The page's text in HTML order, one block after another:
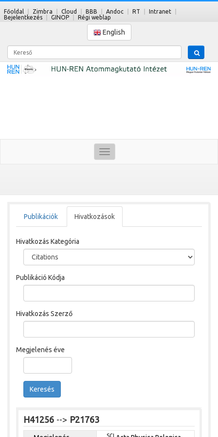
Főoldal Zimbra Cloud BBB Andoc RT
Intranet
Bejelentkezés
GINOP Régi weblap
English
Kereső
Toggle
navigation
Publikációk Hivatkozások
Hivatkozás Kategória
Publikáció Kódja
Hivatkozás Szerző
Megjelenés éve
Keresés
H41256 --> P21763
SCI